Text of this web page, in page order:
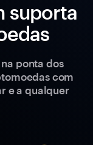
suporta
ponta dos
com
e a qualquer